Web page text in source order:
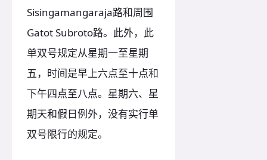
Sisingamangaraja路和周围
Gatot Subroto路。此外，此
单双号规定从星期一至星期
五，时间是早上六点至十点和
下午四点至八点。星期六、星
期天和假日例外，没有实行单
双号限行的规定。